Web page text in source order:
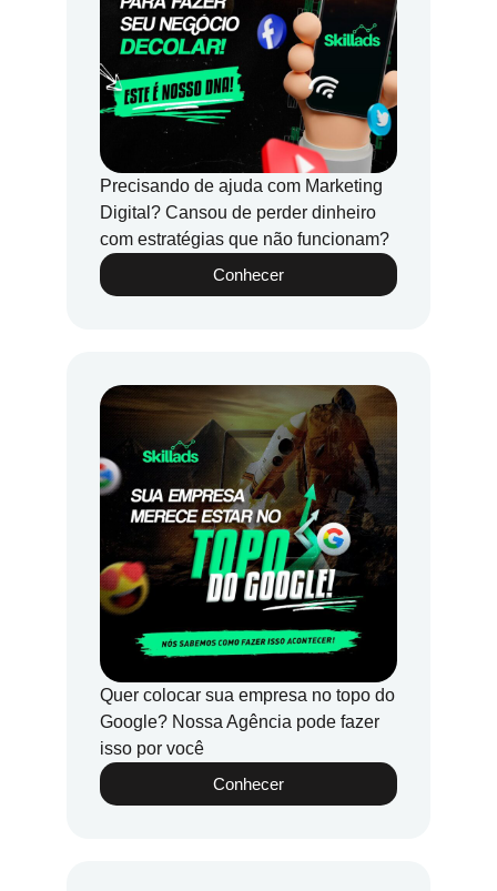
Precisando de ajuda com Marketing
Digital? Cansou de perder dinheiro
com estratégias que não funcionam?
Conhecer
Quer colocar sua empresa no topo do
Google? Nossa Agência pode fazer
isso por você
Conhecer